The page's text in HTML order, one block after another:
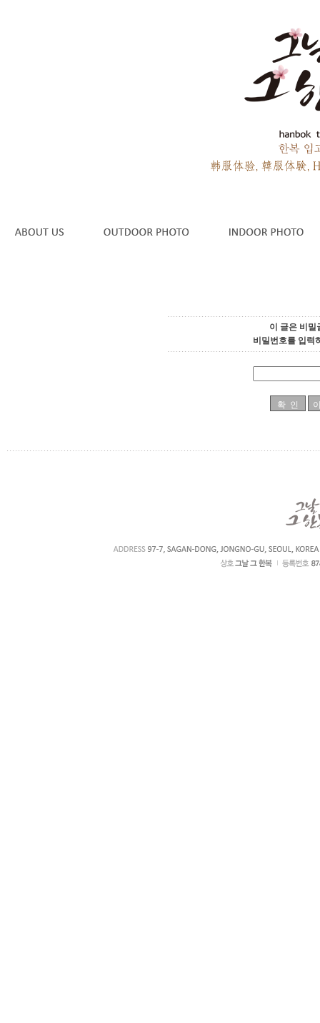
이 글은 비밀
비밀번호를 입력